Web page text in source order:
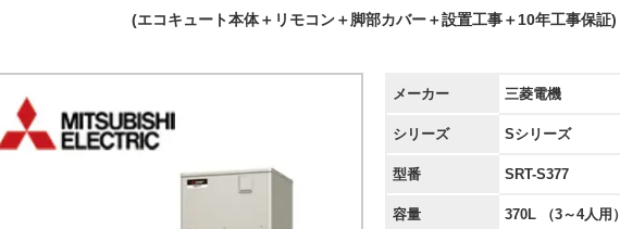
(エコキュート本体＋リモコン＋脚部カバー＋設置工事＋10年工事保証)
メーカー 三菱電機
シリーズ Sシリーズ
型番 SRT-S377
容量 370L （3～4人用）